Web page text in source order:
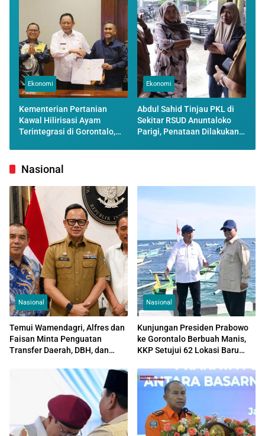
Ekonomi
Kementerian Pertanian
Kawal Hilirisasi Ayam
Terintegrasi di Gorontalo,
Ekonomi
Abdul Sahid Tinjau PKL di
Sekitar RSUD Anuntaloko
Parigi, Penataan Dilakukan
Nasional
Nasional
Temui Wamendagri, Alfres dan
Faisan Minta Penguatan
Transfer Daerah, DBH, dan
Nasional
Kunjungan Presiden Prabowo
ke Gorontalo Berbuah Manis,
KKP Setujui 62 Lokasi Baru